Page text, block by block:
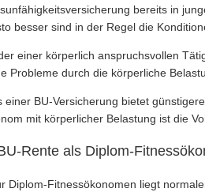
bereits in
besser sind in der Regel die
einer körperlich anspruchsvollen
Probleme durch die körperliche
einer BU-Versicherung bietet
mit körperlicher Belastung ist die
Rente als Diplom-
Diplom-Fitnessökonomen liegt